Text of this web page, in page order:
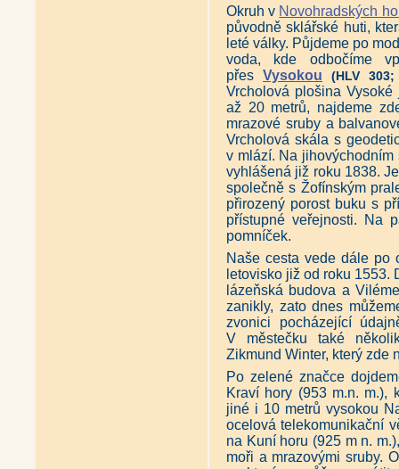
Okruh v Novohradských
původně sklářské huti,
leté války. Půjdeme po
voda, kde odbočíme
přesVysokou (HLV
Vrcholová plošina
až 20 metrů, najdeme
mrazové sruby a
Vrcholová skála s
v mlází. Na
vyhlášená již roku 1838.
společně s Žofínským
přirozený porost buku s
přístupné veřejnosti. Na
pomníček.
Naše cesta vede dále po
letovisko již od roku 1553.
lázeňská budova a
zanikly, zato dnes
zvonici pocházející
V městečku také
Zikmund Winter, který zde
Po zelené značce
Kraví hory (953 m.n. m.),
jiné i 10 metrů vysokou
ocelová telekomunikační
na Kuní horu (925 m n.
moři a mrazovými sruby.